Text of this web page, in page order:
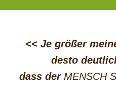
<< Je größer
desto
dass der MENSCH